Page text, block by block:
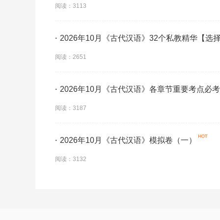
阅读：3113
· 2026年10月《古代汉语》32个私教精华【选
阅读：2651
· 2026年10月《古代汉语》各章节重要考点必
阅读：3187
· 2026年10月《古代汉语》模拟卷（一）
阅读：3132